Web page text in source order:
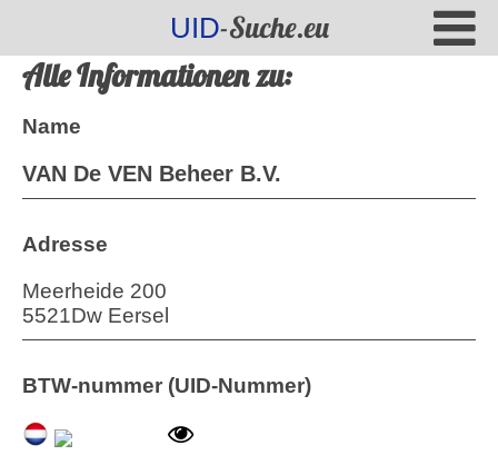
UID-Suche.eu
Alle Informationen zu:
Name
VAN De VEN Beheer B.V.
Adresse
Meerheide 200
5521Dw Eersel
BTW-nummer (UID-Nummer)